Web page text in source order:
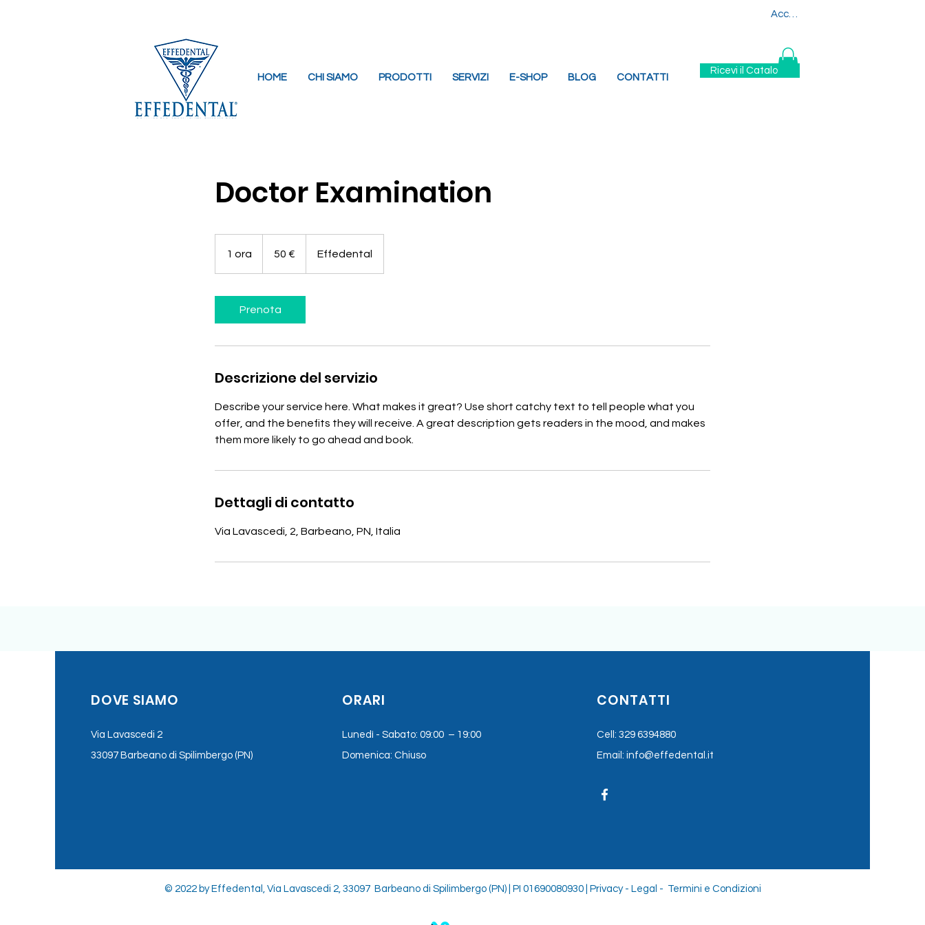
Accedi
HOME CHI SIAMO PRODOTTI SERVIZI E-SHOP BLOG CONTATTI
Ricevi il Catalogo
Doctor Examination
1 ora 50 € Effedental
Prenota
Descrizione del servizio
Describe your service here. What makes it great? Use short catchy text to tell people what you
offer, and the benefits they will receive. A great description gets readers in the mood, and makes
them more likely to go ahead and book.
Dettagli di contatto
Via Lavascedi, 2, Barbeano, PN, Italia
DOVE SIAMO
Via Lavascedi 2
33097 Barbeano di Spilimbergo (PN)
ORARI
Lunedì - Sabato: 09:00 – 19:00
Domenica: Chiuso
CONTATTI
Cell:329 6394880
Email:info@effedental.it
© 2022 by Effedental, Via Lavascedi 2, 33097 Barbeano di Spilimbergo (PN) | PI 01690080930 | Privacy- Legal - Termini e Condizioni